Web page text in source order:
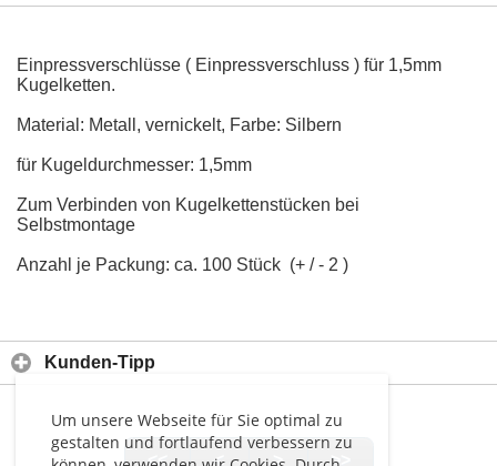
Um unsere Webseite für Sie optimal zu
gestalten und fortlaufend verbessern zu
Einpressverschlüsse ( Einpressverschluss ) für 1,5mm
Kugelketten.
Material: Metall, vernickelt, Farbe: Silbern
für Kugeldurchmesser: 1,5mm
Zum Verbinden von Kugelkettenstücken bei
Selbstmontage
Anzahl je Packung: ca. 100 Stück (+ / - 2 )
Kunden-Tipp
<< < > >>